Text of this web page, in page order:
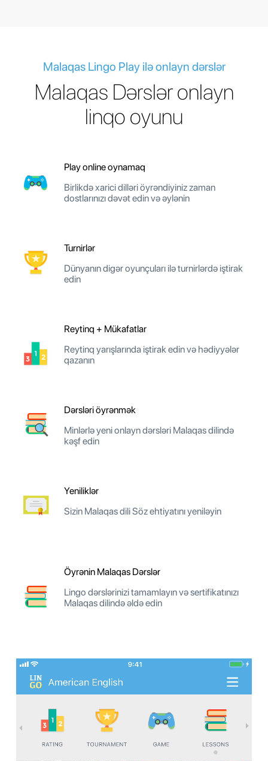
Malaqas Lingo Play ilə onlayn dərslər
Malaqas Dərslər onlayn
linqo oyunu
Play online oynamaq
Birlikdə xarici dilləri öyrəndiyiniz zaman
dostlarınızı dəvət edin və əylənin
Turnirlər
Dünyanın digər oyunçuları ilə turnirlərdə iştirak
edin
Reytinq + Mükafatlar
Reytinq yarışlarında iştirak edin və hədiyyələr
qazanın
Dərsləri öyrənmək
Minlərlə yeni onlayn dərsləri Malaqas dilində
kəşf edin
Yeniliklər
Sizin Malaqas dili Söz ehtiyatını yeniləyin
Öyrənin Malaqas Dərslər
Lingo dərslərinizi tamamlayın və sertifikatınızı
Malaqas dilində əldə edin